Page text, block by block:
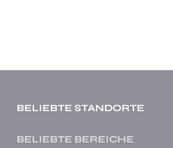
BELIEBTE STANDORTE
BELIEBTE BEREICHE